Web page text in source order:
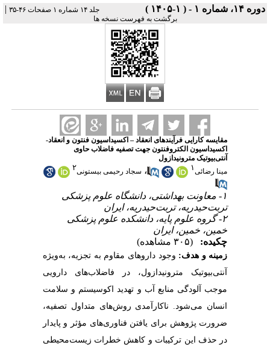
دوره ۱۴، شماره ۱ - ( ۱-۱۴۰۵ ) جلد ۱۴ شماره ۱ صفحات ۴۶-۳۵ |
برگشت به فهرست نسخه ها
مقایسه کارایی فرآیندهای انعقاد – اکسیداسیون فنتون و انعقاد-
اکسیداسیون الکتروفنتون جهت تصفیه فاضلاب حاوی
آنتی‌بیوتیک مترونیدازول
مینا رضائی۱ ، سجاد رحیمی بیستونی۲
۱- معاونت بهداشتی، دانشگاه علوم پزشکی
تربت‌حیدریه، تربت‌حیدریه، ایران
۲- گروه علوم پایه، دانشکده علوم پزشکی
خمین، خمین، ایران
چکیده:
(۳۰۵ مشاهده)
زمینه و هدف: وجود داروهای مقاوم به تجزیه، به‌ویژه
آنتی‌بیوتیک مترونیدازول، در فاضلاب‌های دارویی
موجب آلودگی منابع آب و تهدید اکوسیستم و سلامت
انسان می‌شود. ناکارآمدی روش‌های متداول تصفیه،
ضرورت پژوهش برای یافتن فناوری‌های مؤثر و پایدار
در حذف این ترکیبات و کاهش خطرات زیست‌محیطی